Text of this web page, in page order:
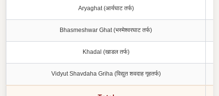
Aryaghat (आर्यघाट तर्फ)
Bhasmeshwar Ghat (भस्मेश्वरघाट तर्फ)
Khadal (खाडल तर्फ)
Vidyut Shavdaha Griha (विद्युत शवदाह गृहतर्फ)